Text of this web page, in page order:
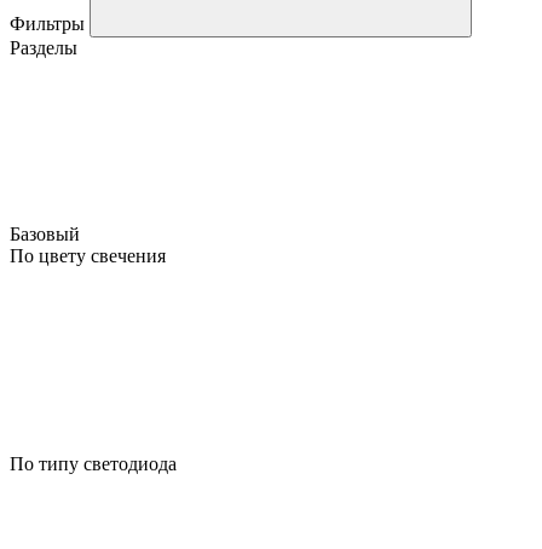
Фильтры
Разделы
Базовый
По цвету свечения
По типу светодиода